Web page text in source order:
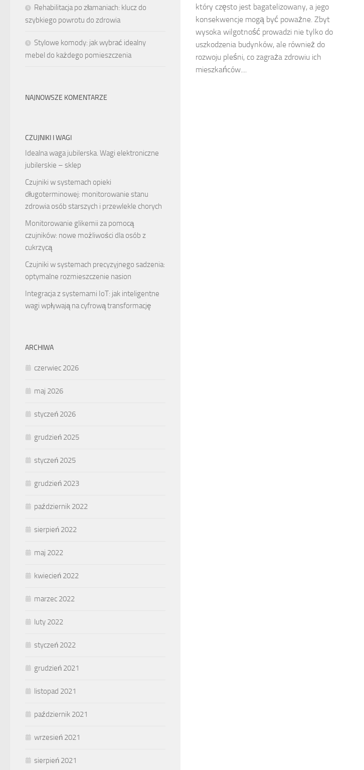
który często jest bagatelizowany, a jego
konsekwencje mogą być poważne. Zbyt
wysoka wilgotność prowadzi nie tylko do
uszkodzenia budynków, ale również do
rozwoju pleśni, co zagraża zdrowiu ich
mieszkańców....
Rehabilitacja po złamaniach: klucz do
szybkiego powrotu do zdrowia
Stylowe komody: jak wybrać idealny
mebel do każdego pomieszczenia
NAJNOWSZE KOMENTARZE
CZUJNIKI I WAGI
Idealna waga jubilerska. Wagi elektroniczne
jubilerskie – sklep
Czujniki w systemach opieki
długoterminowej: monitorowanie stanu
zdrowia osób starszych i przewlekle chorych
Monitorowanie glikemii za pomocą
czujników: nowe możliwości dla osób z
cukrzycą
Czujniki w systemach precyzyjnego sadzenia:
optymalne rozmieszczenie nasion
Integracja z systemami IoT: jak inteligentne
wagi wpływają na cyfrową transformację
ARCHIWA
czerwiec 2026
maj 2026
styczeń 2026
grudzień 2025
styczeń 2025
grudzień 2023
październik 2022
sierpień 2022
maj 2022
kwiecień 2022
marzec 2022
luty 2022
styczeń 2022
grudzień 2021
listopad 2021
październik 2021
wrzesień 2021
sierpień 2021